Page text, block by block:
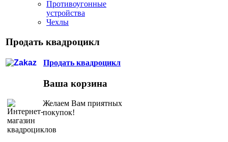
Противоугонные
устройства
Чехлы
Продать квадроцикл
Продать квадроцикл
Ваша корзина
Желаем Вам приятных
покупок!